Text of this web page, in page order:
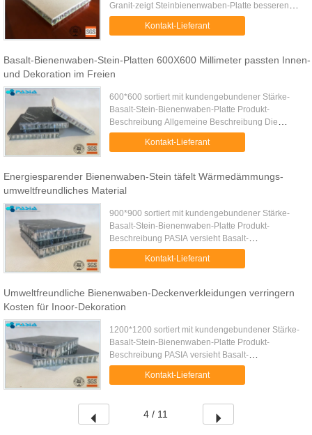
Granit-zeigt Steinbienenwaben-Platte besseren
Preis und Leistung gegen alle anderen einzelnen
Steine: 1. Wenn beiseite ...
Kontakt-Lieferant
Basalt-Bienenwaben-Stein-Platten 600X600 Millimeter passten Innen-
und Dekoration im Freien
600*600 sortiert mit kundengebundener Stärke-
Basalt-Stein-Bienenwaben-Platte Produkt-
Beschreibung Allgemeine Beschreibung Die
zusammengesetzten Platten der ultradünnen
Steinbienenwabe werden wegen der ...
Kontakt-Lieferant
Energiesparender Bienenwaben-Stein täfelt Wärmedämmungs-
umweltfreundliches Material
900*900 sortiert mit kundengebundener Stärke-
Basalt-Stein-Bienenwaben-Platte Produkt-
Beschreibung PASIA versieht Basalt-
Steinaluminiumbienenwaben-Platten, das eins des
besten Klimaverbundwerkstoffs mit ...
Kontakt-Lieferant
Umweltfreundliche Bienenwaben-Deckenverkleidungen verringern
Kosten für Inoor-Dekoration
1200*1200 sortiert mit kundengebundener Stärke-
Basalt-Stein-Bienenwaben-Platte Produkt-
Beschreibung PASIA versieht Basalt-
Steinaluminiumbienenwaben-Platten, das eins des
besten Klimaverbundwerkstoffs mit ...
Kontakt-Lieferant
4 / 11